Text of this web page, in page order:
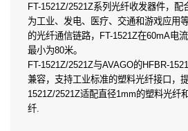
FT-1521Z/2521Z系列光纤收发器件，配
为工业、发电、医疗、交通和游戏应用
的光纤通信链路，FT-1521Z在60mA电
最小为80米。
FT-1521Z/2521Z与AVAGO的HFBR-
兼容，支持工业标准的塑料光纤接口，
1521Z/2521Z适配直径1mm的塑料光纤
纤.